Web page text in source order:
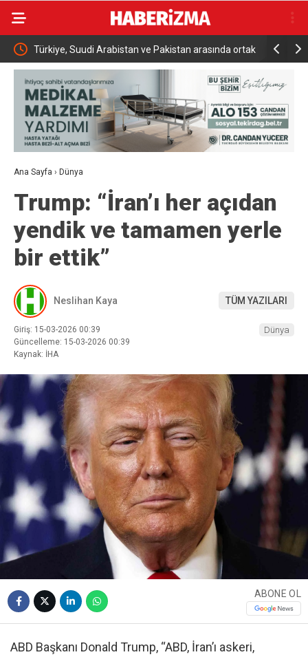
Türkiye, Suudi Arabistan ve Pakistan arasında ortak
savunma anlaşması imzalandı.
Kıratlı:
demektir”
Ana Sayfa › Dünya
Trump: “İran’ı her açıdan
yendik ve tamamen yerle
bir ettik”
Neslihan Kaya TÜM YAZILARI
Giriş: 15-03-2026 00:39
Güncelleme: 15-03-2026 00:39
Kaynak: İHA
Dünya
ABONE OL
ABD Başkanı Donald Trump, “ABD, İran’ı askeri,